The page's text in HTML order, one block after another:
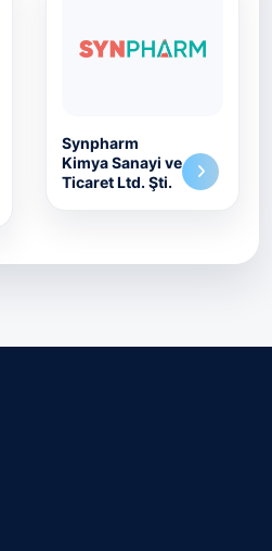
Synpharm
Kimya Sanayi ve
Ticaret Ltd. Şti.